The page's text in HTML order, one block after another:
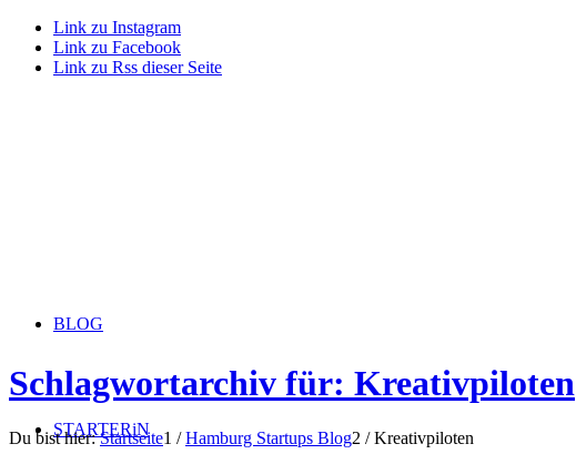
Link zu Instagram
Link zu Facebook
Link zu Rss dieser Seite
BLOG
STARTERiN
Schlagwortarchiv für: Kreativpiloten
Du bist hier: Startseite1 / Hamburg Startups Blog2 / Kreativpiloten